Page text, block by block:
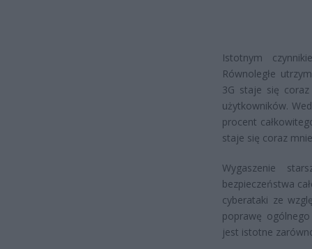
Istotnym
Równoległe
3G staje się
użytkowników.
procent
staje się coraz
Wygaszenie
bezpieczeństwa
cyberataki ze
poprawę
jest istotne